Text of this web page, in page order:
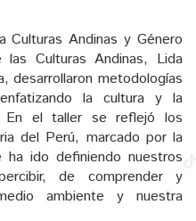
Culturas Andinas y Género
Culturas Andinas, Lida
desarrollaron metodologías
la cultura y la
En el taller se reflejó los
del Perú, marcado por la
ido definiendo nuestros
de comprender y
ambiente y nuestra